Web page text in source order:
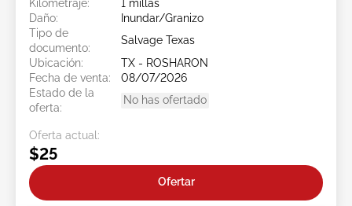
Kilometraje:
1 millas
Daño:
Inundar/Granizo
Tipo de
documento:
Salvage Texas
Ubicación:
TX - ROSHARON
Fecha de venta:
08/07/2026
Estado de la
oferta:
No has ofertado
Oferta actual:
$25
Ofertar